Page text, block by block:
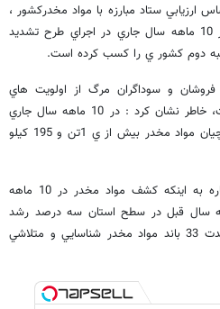
ارزيابي ستاد مبارزه با مواد مخدركشور ،
پليس مبارزه با مواد مخدر استان در 10 ماهه سال جاري در اجراي طرح تشديد
دوم كشور ي را كسب كرده است.
فروشان و سوداگران مرگ از اولويت هاي
فرماندهي انتظامي استان زنجان است، خاطر نشان كرد : در 10 ماهه سال جاري
در سطح استان از سوداگران و قاچاقچيان مواد مخدر بيش از ي 1تن و 195 كيلو
فرمانده انتظامي استان زنجان با اشاره به اينكه كشف مواد مخدر در 10 ماهه
سال قبل در سطح استان سه درصد رشد
داشته است بيان داشت : در اين مدت 33 باند مواد مخدر شناسايي و متلاشي